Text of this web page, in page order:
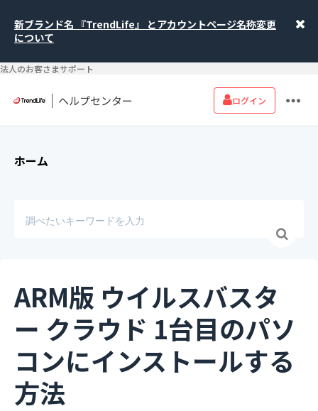
新ブランド名 『TrendLife』 とアカウントページ名称変更
について
法人のお客さまサポート
ヘルプセンター ログイン
ホーム
ARM版 ウイルスバスタ
ー クラウド 1台目のパソ
コンにインストールする
方法